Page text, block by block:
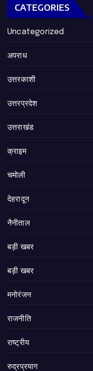
CATEGORIES
Uncategorized
अपराध
उत्तरकाशी
उत्तरप्रदेश
उत्तराखंड
क्राइम
चमोली
देहरादून
नैनीताल
बड़ी खबर
बड़ी खबर
मनोरंजन
राजनीति
राष्ट्रीय
रुद्रप्रयाग